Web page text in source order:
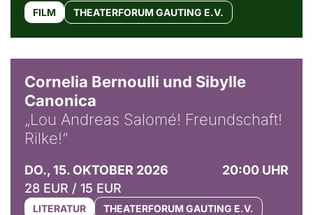
FILM THEATERFORUM GAUTING E.V.
Cornelia Bernoulli und Sibylle
Canonica
„Lou Andreas Salomé! Freundschaft!
Rilke!“
DO., 15. OKTOBER 2026
20:00 UHR
28 EUR / 15 EUR
LITERATUR THEATERFORUM GAUTING E.V.